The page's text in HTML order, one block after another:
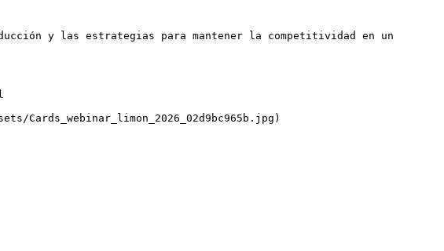
y las estrategias para mantener la competitividad en un